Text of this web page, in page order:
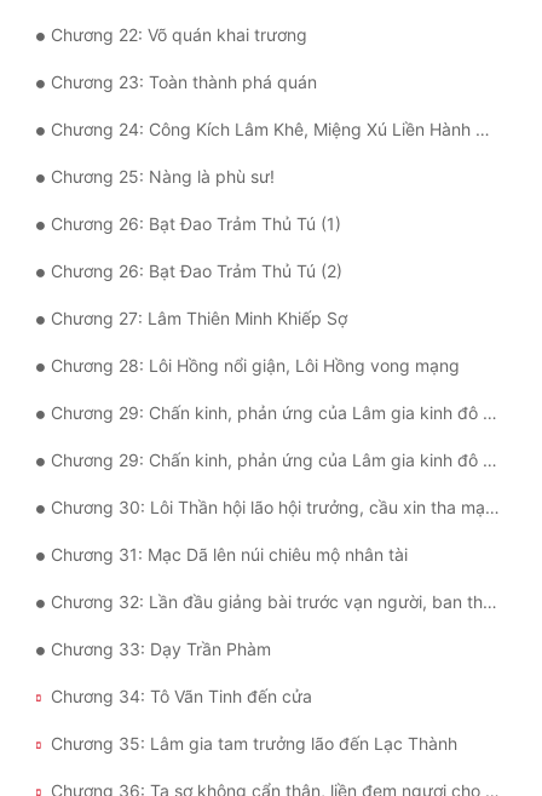
Đam Mỹ
Đẹp Hiệp
Tính Cách Nhân Vật :
Sát Phạt Quyết Đoán
Chương 22: Võ quán khai trương
Chương 23: Toàn thành phá quán
Chương 24: Công Kích Lâm Khê, Miệng Xú Liền Hành Hung
Chương 25: Nàng là phù sư!
Chương 26: Bạt Đao Trảm Thủ Tú (1)
Chương 26: Bạt Đao Trảm Thủ Tú (2)
Chương 27: Lâm Thiên Minh Khiếp Sợ
Chương 28: Lôi Hồng nổi giận, Lôi Hồng vong mạng
Chương 29: Chấn kinh, phản ứng của Lâm gia kinh đô (1)
Chương 29: Chấn kinh, phản ứng của Lâm gia kinh đô (2)
Chương 30: Lôi Thần hội lão hội trưởng, cầu xin tha mạng
Chương 31: Mạc Dã lên núi chiêu mộ nhân tài
Chương 32: Lần đầu giảng bài trước vạn người, ban thưởng trở về
Chương 33: Dạy Trần Phàm
Chương 34: Tô Vãn Tinh đến cửa
Chương 35: Lâm gia tam trưởng lão đến Lạc Thành
Chương 36: Ta sợ không cẩn thận, liền đem ngươi cho đùa chơi chết (1)